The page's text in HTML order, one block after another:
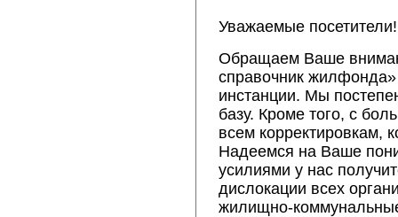
Уважаемые посетители!
Обращаем Ваше
справочник
инстанции. Мы
базу. Кроме того, с
всем корректировкам,
Надеемся на Ваше
усилиями у нас
дислокации всех
жилищно-